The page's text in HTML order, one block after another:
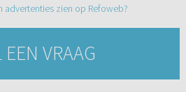
advertenties zien op Refoweb?
EEN VRAAG